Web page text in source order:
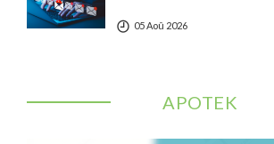
05 Aoû 2026
APOTEK